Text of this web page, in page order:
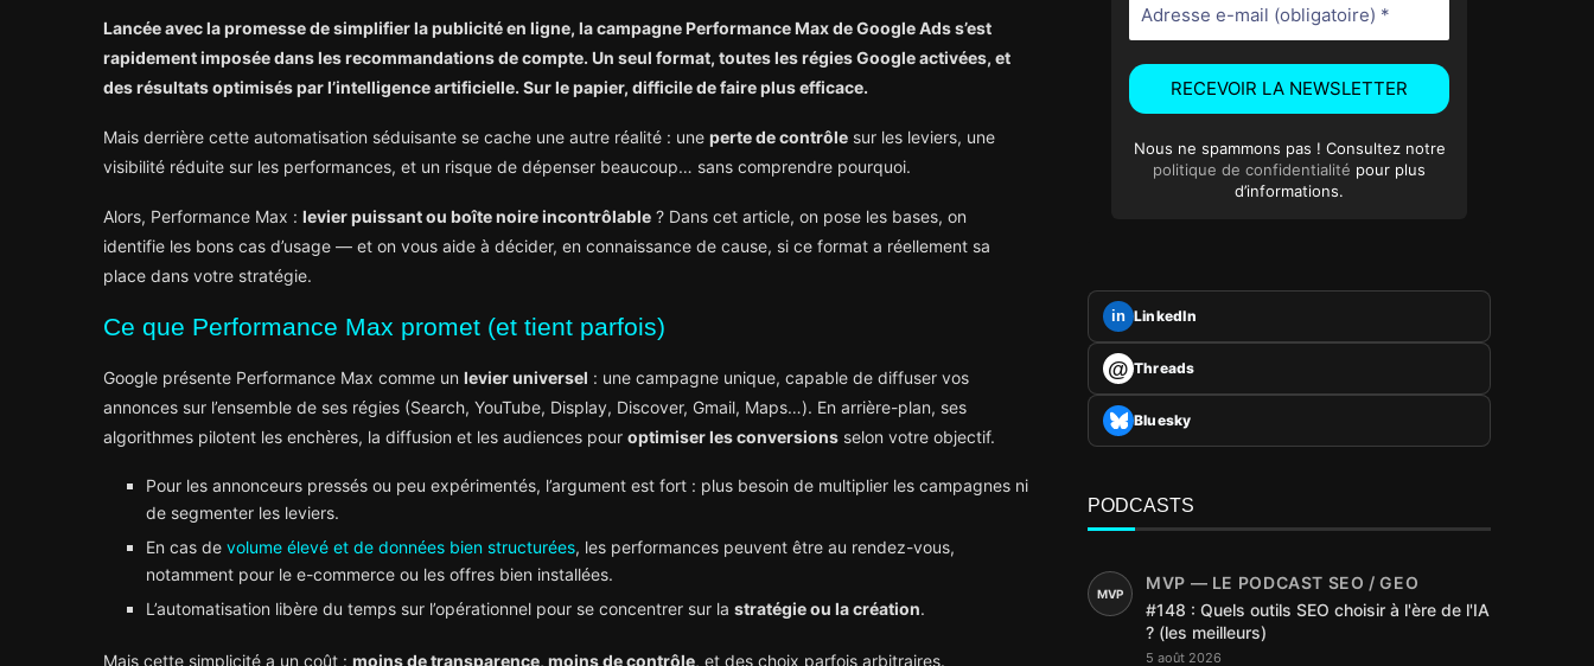
Lancée avec la promesse de simplifier la publicité en ligne, la campagne Performance Max de Google Ads s’est
rapidement imposée dans les recommandations de compte. Un seul format, toutes les régies Google activées, et
des résultats optimisés par l’intelligence artificielle. Sur le papier, difficile de faire plus efficace.
Mais derrière cette automatisation séduisante se cache une autre réalité : une perte de contrôle sur les leviers, une
visibilité réduite sur les performances, et un risque de dépenser beaucoup… sans comprendre pourquoi.
Alors, Performance Max : levier puissant ou boîte noire incontrôlable ? Dans cet article, on pose les bases, on
identifie les bons cas d’usage — et on vous aide à décider, en connaissance de cause, si ce format a réellement sa
place dans votre stratégie.
Ce que Performance Max promet (et tient parfois)
Google présente Performance Max comme un levier universel : une campagne unique, capable de diffuser vos
annonces sur l’ensemble de ses régies (Search, YouTube, Display, Discover, Gmail, Maps…). En arrière-plan, ses
algorithmes pilotent les enchères, la diffusion et les audiences pour optimiser les conversions selon votre objectif.
Pour les annonceurs pressés ou peu expérimentés, l’argument est fort : plus besoin de multiplier les campagnes ni
de segmenter les leviers.
En cas de volume élevé et de données bien structurées, les performances peuvent être au rendez-vous,
notamment pour le e-commerce ou les offres bien installées.
L’automatisation libère du temps sur l’opérationnel pour se concentrer sur la stratégie ou la création.
Mais cette simplicité a un coût : moins de transparence, moins de contrôle, et des choix parfois arbitraires.
Nous ne spammons pas ! Consultez notre
politique de confidentialité pour plus
d’informations.
in LinkedIn
@ Threads
Bluesky
PODCASTS
MVP
MVP — LE PODCAST SEO / GEO
#148 : Quels outils SEO choisir à l'ère de l'IA
? (les meilleurs)
5 août 2026